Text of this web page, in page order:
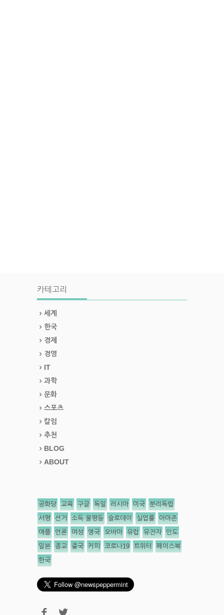
카테고리
세계
한국
경제
경영
IT
과학
문화
스포츠
칼럼
추천
BLOG
ABOUT
공화당 교육 구글 독일 러시아 미국 분리독립
서평 선거 소득 불평등 슬로데이 실업률 아마존
애플 언론 여성 영국 오바마 유럽 유전자 인도
일본 종교 중국 커피 코로나19 트위터 페이스북
한국